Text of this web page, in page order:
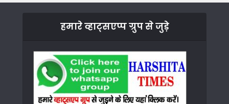
हमारे व्हाट्सएप्प ग्रुप से जुड़े